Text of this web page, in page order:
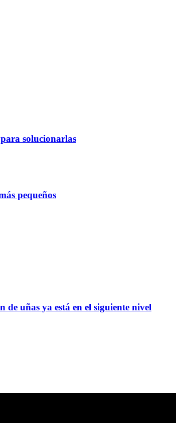
solucionarlas
pequeños
uñas ya está en el siguiente nivel